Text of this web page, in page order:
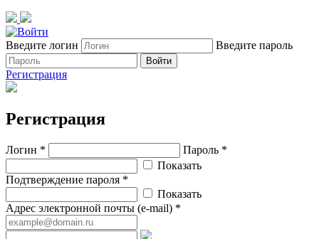
Введите логин Введите пароль
Войти
Регистрация
Регистрация
Логин *
Пароль *
Показать
Подтверждение пароля *
Показать
Адрес электронной почты (e-mail) *